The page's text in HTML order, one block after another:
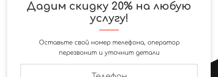
Дадим скидку 20% на любую
услугу!
Оставьте свой номер телефона, оператор
перезвонит и уточнит детали